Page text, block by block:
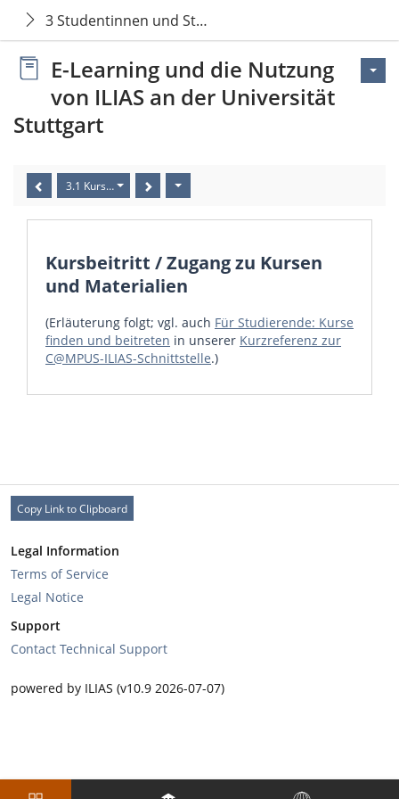
3 Studentinnen und Studenten
E-Learning und die Nutzung
von ILIAS an der Universität
Stuttgart
3.1 Kursbeitritt / Zugang zu Kursen und Materialien
Kursbeitritt / Zugang zu Kursen
und Materialien
(Erläuterung folgt; vgl. auch Für Studierende: Kurse
finden und beitreten in unserer Kurzreferenz zur
C@MPUS-ILIAS-Schnittstelle.)
Copy Link to Clipboard
Legal Information
Terms of Service
Legal Notice
Support
Contact Technical Support
powered by ILIAS (v10.9 2026-07-07)